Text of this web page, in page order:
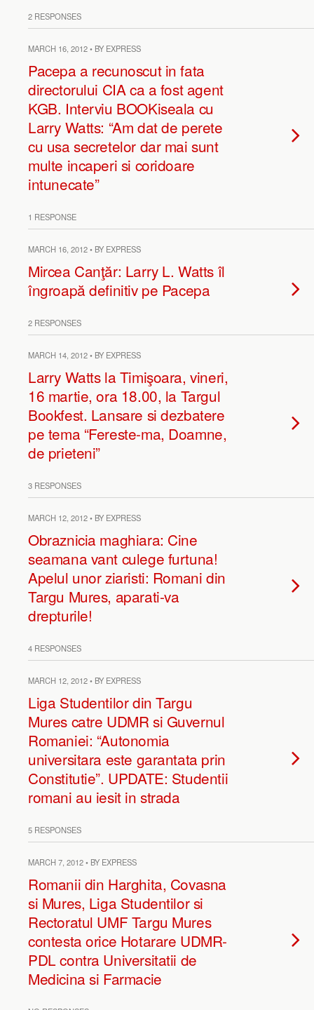
2 RESPONSES
MARCH 16, 2012 • BY EXPRESS
Pacepa a recunoscut in fata
directorului CIA ca a fost agent
KGB. Interviu BOOKiseala cu
Larry Watts: “Am dat de perete
cu usa secretelor dar mai sunt
multe incaperi si coridoare
intunecate”
1 RESPONSE
MARCH 16, 2012 • BY EXPRESS
Mircea Canţăr: Larry L. Watts îl
îngroapă definitiv pe Pacepa
2 RESPONSES
MARCH 14, 2012 • BY EXPRESS
Larry Watts la Timişoara, vineri,
16 martie, ora 18.00, la Targul
Bookfest. Lansare si dezbatere
pe tema “Fereste-ma, Doamne,
de prieteni”
3 RESPONSES
MARCH 12, 2012 • BY EXPRESS
Obraznicia maghiara: Cine
seamana vant culege furtuna!
Apelul unor ziaristi: Romani din
Targu Mures, aparati-va
drepturile!
4 RESPONSES
MARCH 12, 2012 • BY EXPRESS
Liga Studentilor din Targu
Mures catre UDMR si Guvernul
Romaniei: “Autonomia
universitara este garantata prin
Constitutie”. UPDATE: Studentii
romani au iesit in strada
5 RESPONSES
MARCH 7, 2012 • BY EXPRESS
Romanii din Harghita, Covasna
si Mures, Liga Studentilor si
Rectoratul UMF Targu Mures
contesta orice Hotarare UDMR-
PDL contra Universitatii de
Medicina si Farmacie